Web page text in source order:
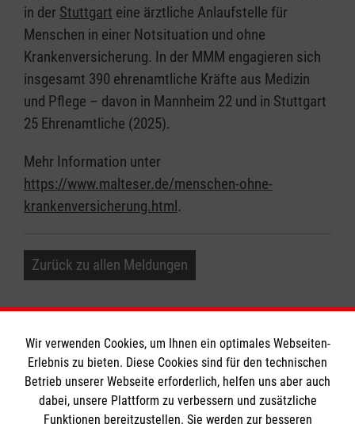
in der Stuttgart eine ärztliche Anlaufstelle für
Menschen in einer Notsituation und ohne
Krankenversicherung. In der MMM engagieren sich
insgesamt 390 ehrenamtliche Kräfte aus Medizin
und Pflege – davon in Mannheim 22 und in Stuttgart
25 Ehrenamtliche (2025).
Mehr Information unter
https://www.malteser.de/menschen-ohne-
krankenversicherung.html.
Zurück zu allen Meldungen
Informationen
Wir verwenden Cookies, um Ihnen ein optimales Webseiten-
Erlebnis zu bieten. Diese Cookies sind für den technischen
Betrieb unserer Webseite erforderlich, helfen uns aber auch
dabei, unsere Plattform zu verbessern und zusätzliche
Funktionen bereitzustellen. Sie werden zur besseren